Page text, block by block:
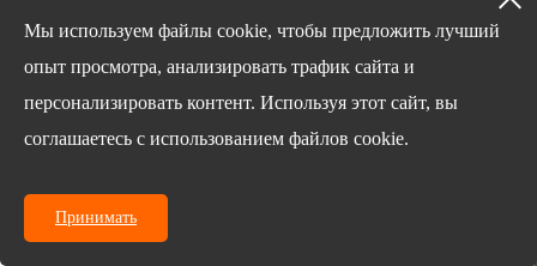
Семь факторов, которые следует учитывать при
Мы используем файлы cookie, чтобы предложить лучший
опыт просмотра, анализировать трафик сайта и
персонализировать контент. Используя этот сайт, вы
соглашаетесь с использованием файлов cookie.
Принимать